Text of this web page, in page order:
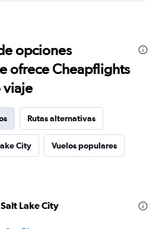
opciones
ofrece Cheapflights
viaje
Rutas alternativas
City Vuelos populares
Lake City